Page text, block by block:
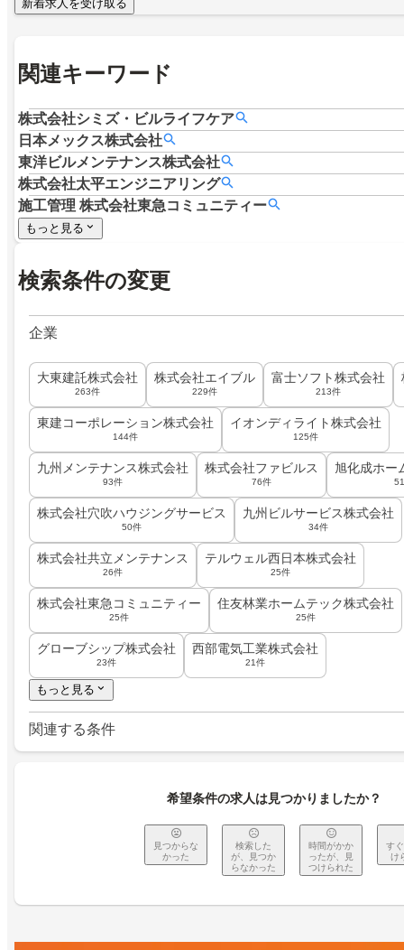
新着求人を受け取る
関連キーワード
株式会社シミズ・ビルライフケア
日本メックス株式会社
東洋ビルメンテナンス株式会社
株式会社太平エンジニアリング
施工管理 株式会社東急コミュニティー
もっと見る
検索条件の変更
企業
大東建託株式会社
263件
株式会社エイブル
229件
富士ソフト株式会社
213件
東建コーポレーション株式会社
144件
イオンディライト株式会社
125件
九州メンテナンス株式会社
93件
株式会社ファビルス
76件
旭化成ホー
株式会社穴吹ハウジングサービス
50件
九州ビルサービス株式会社
34件
株式会社共立メンテナンス
26件
テルウェル西日本株式会社
25件
株式会社東急コミュニティー
25件
住友林業ホームテック株式会社
25件
グローブシップ株式会社
23件
西部電気工業株式会社
21件
もっと見る
関連する条件
希望条件の求人は見つかりましたか？
見つからな
かった
検索した
が、見つか
らなかった
時間がかか
ったが、見
つけられた
す
け